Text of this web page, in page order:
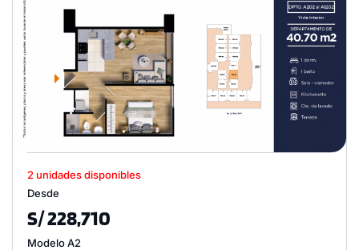
2 unidades disponibles
Desde
S/ 228,710
Modelo A2